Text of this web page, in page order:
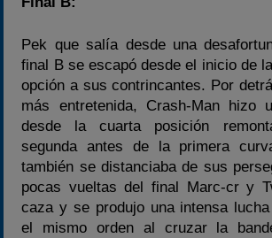
Pek que salía desde una
final B se escapó desde el inicio de
opción a sus contrincantes. Por
más entretenida, Crash-Man hizo
desde la cuarta posición
segunda antes de la primera
también se distanciaba de sus
pocas vueltas del final Marc-cr y
caza y se produjo una intensa
el mismo orden al cruzar la